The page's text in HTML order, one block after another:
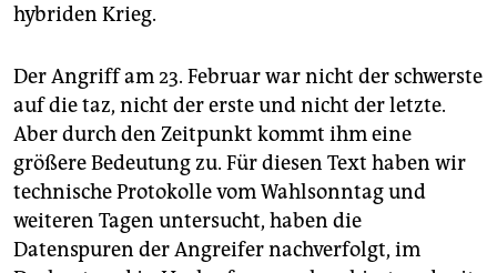
hybriden Krieg.
Der Angriff am 23. Februar war nicht der schwerste
auf die taz, nicht der erste und nicht der letzte.
Aber durch den Zeitpunkt kommt ihm eine
größere Bedeutung zu. Für diesen Text haben wir
technische Protokolle vom Wahlsonntag und
weiteren Tagen untersucht, haben die
Datenspuren der Angreifer nachverfolgt, im